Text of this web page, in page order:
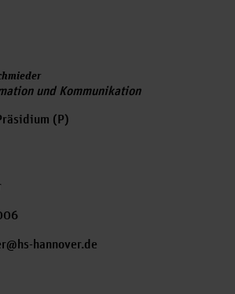
und Kommunikation
(P)
hannover.de